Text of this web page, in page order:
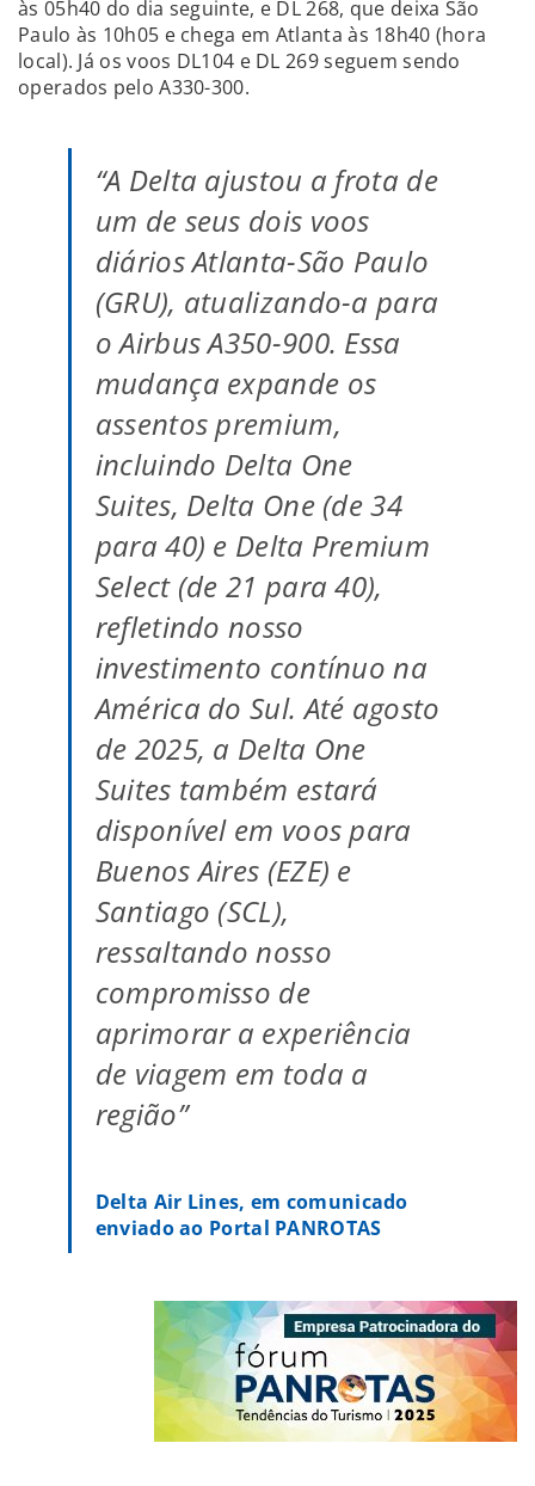
às 05h40 do dia seguinte, e DL 268, que deixa São
Paulo às 10h05 e chega em Atlanta às 18h40 (hora
local). Já os voos DL104 e DL 269 seguem sendo
operados pelo A330-300.
“A Delta ajustou a frota de
um de seus dois voos
diários Atlanta-São Paulo
(GRU), atualizando-a para
o Airbus A350-900. Essa
mudança expande os
assentos premium,
incluindo Delta One
Suites, Delta One (de 34
para 40) e Delta Premium
Select (de 21 para 40),
refletindo nosso
investimento contínuo na
América do Sul. Até agosto
de 2025, a Delta One
Suites também estará
disponível em voos para
Buenos Aires (EZE) e
Santiago (SCL),
ressaltando nosso
compromisso de
aprimorar a experiência
de viagem em toda a
região”
Delta Air Lines, em comunicado
enviado ao Portal PANROTAS